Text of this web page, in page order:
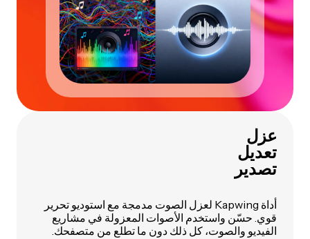
عزل
تعديل
تصدير
أداة Kapwing لعزل الصوت مدمجة مع استوديو تحرير
قوي. حسّن واستخدم الأصوات المعزولة في مشاريع
الفيديو والصوت، كل ذلك دون ما تطلع من متصفحك.